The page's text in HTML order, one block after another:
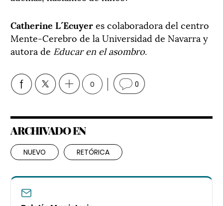
Catherine L´Ecuyeres colaboradora del centro
Mente-Cerebro de la Universidad de Navarra y
autora de Educar en el asombro.
0 0
ARCHIVADO EN
NUEVO RETÓRICA